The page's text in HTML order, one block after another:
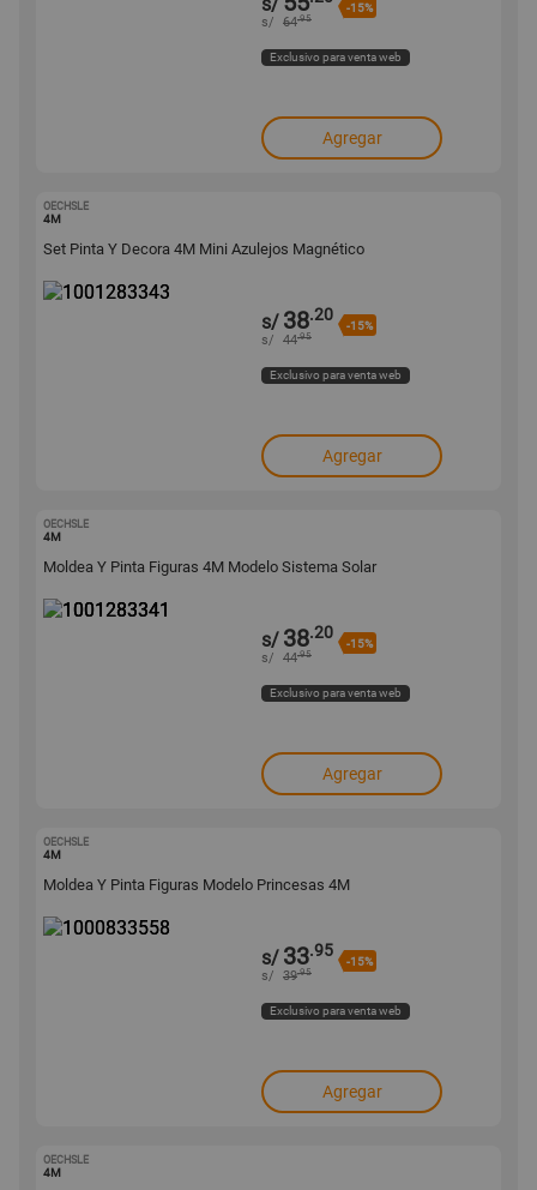
-15%
s/ 64.95
Exclusivo para venta web
Agregar
OECHSLE
4M
Set Pinta Y Decora 4M Mini Azulejos Magnético
s/ 38.20
-15%
s/ 44.95
Exclusivo para venta web
Agregar
OECHSLE
4M
Moldea Y Pinta Figuras 4M Modelo Sistema Solar
s/ 38.20
-15%
s/ 44.95
Exclusivo para venta web
Agregar
OECHSLE
4M
Moldea Y Pinta Figuras Modelo Princesas 4M
s/ 33.95
-15%
s/ 39.95
Exclusivo para venta web
Agregar
OECHSLE
4M